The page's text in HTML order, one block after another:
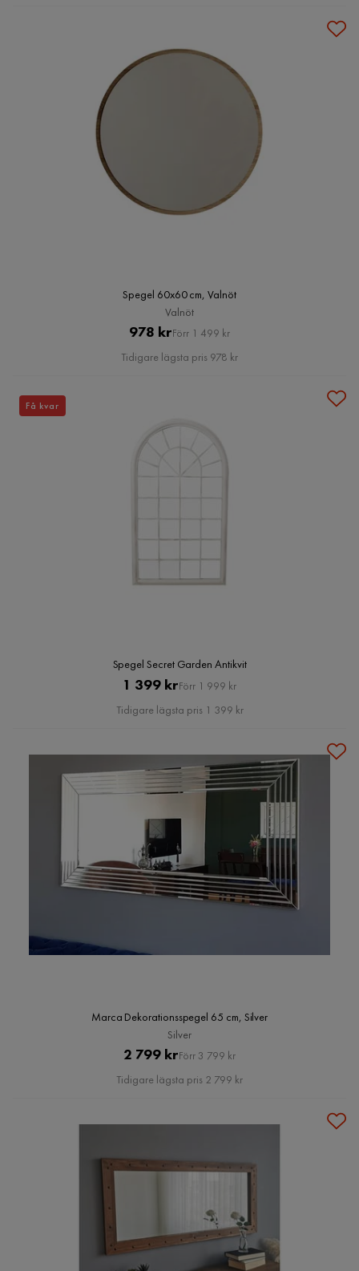
Spegel 60x60 cm, Valnöt
Valnöt
Pris
978 kr Original
Pris
Förr 1 499 kr
Tidigare lägsta pris 978 kr
Spegel Secret Garden Antikvit
Pris
1 399 krOriginal
Pris
Förr 1 999 kr
Tidigare lägsta pris 1 399 kr
Få kvar
Marca Dekorationsspegel 65 cm, Silver
Silver
Pris
2 799 krOriginal
Pris
Förr 3 799 kr
Tidigare lägsta pris 2 799 kr